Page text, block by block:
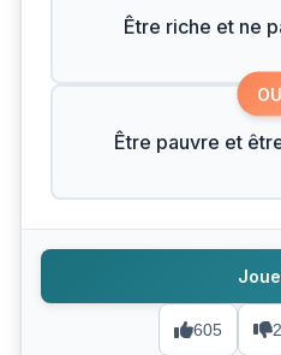
Être riche et ne
OU
Être pauvre et
605